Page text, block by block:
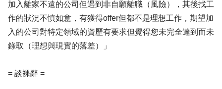
加入離家不遠的公司但遇到非自願離職（風險），其後找工
作的狀況不慎如意，有獲得offer但都不是理想工作，期望加
入的公司對特定領域的資歷有要求但覺得您未完全達到而未
錄取（理想與現實的落差）」
= 談裸辭 =